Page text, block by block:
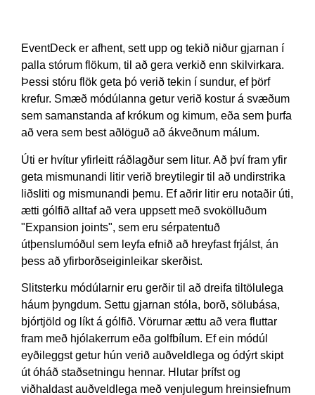
EventDeck er afhent, sett upp og tekið niður gjarnan í
palla stórum flökum, til að gera verkið enn skilvirkara.
Þessi stóru flök geta þó verið tekin í sundur, ef þörf
krefur. Smæð módúlanna getur verið kostur á svæðum
sem samanstanda af krókum og kimum, eða sem þurfa
að vera sem best aðlöguð að ákveðnum málum.
Úti er hvítur yfirleitt ráðlagður sem litur. Að því fram yfir
geta mismunandi litir verið breytilegir til að undirstrika
liðsliti og mismunandi þemu. Ef aðrir litir eru notaðir úti,
ætti gólfið alltaf að vera uppsett með svokölluðum
"Expansion joints", sem eru sérpatentuð
útþenslumóðul sem leyfa efnið að hreyfast frjálst, án
þess að yfirborðseiginleikar skerðist.
Slitsterku módúlarnir eru gerðir til að dreifa tiltölulega
háum þyngdum. Settu gjarnan stóla, borð, sölubása,
bjórtjöld og líkt á gólfið. Vörurnar ættu að vera fluttar
fram með hjólakerrum eða golfbílum. Ef ein módúl
eyðileggst getur hún verið auðveldlega og ódýrt skipt
út óháð staðsetningu hennar. Hlutar þrífst og
viðhaldast auðveldlega með venjulegum hreinsiefnum